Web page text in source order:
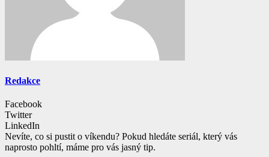
Redakce
Facebook
Twitter
LinkedIn
Nevíte, co si pustit o víkendu? Pokud hledáte seriál, který vás
naprosto pohltí, máme pro vás jasný tip.